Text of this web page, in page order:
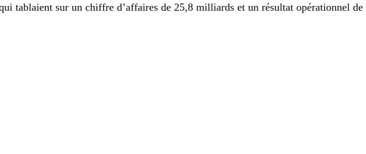
tablaient sur un chiffre d’affaires de 25,8 milliards et un résultat opérationnel de